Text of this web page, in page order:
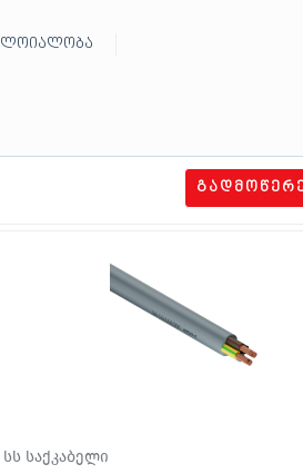
ლოიალობა
სს საქკაბელი